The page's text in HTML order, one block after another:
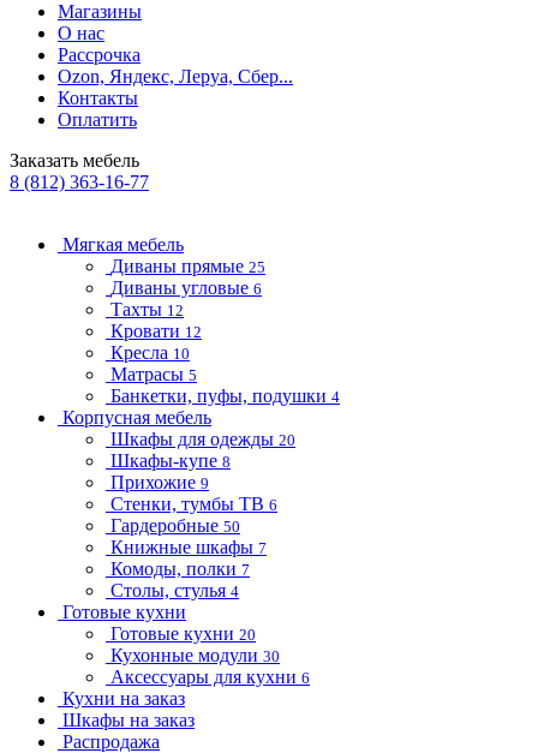
Магазины
О нас
Рассрочка
Ozon, Яндекс, Леруа, Сбер...
Контакты
Оплатить
Заказать мебель
8 (812) 363-16-77
Мягкая мебель
Диваны прямые 25
Диваны угловые 6
Тахты 12
Кровати 12
Кресла 10
Матрасы 5
Банкетки, пуфы, подушки 4
Корпусная мебель
Шкафы для одежды 20
Шкафы-купе 8
Прихожие 9
Стенки, тумбы ТВ 6
Гардеробные 50
Книжные шкафы 7
Комоды, полки 7
Столы, стулья 4
Готовые кухни
Готовые кухни 20
Кухонные модули 30
Аксессуары для кухни 6
Кухни на заказ
Шкафы на заказ
Распродажа